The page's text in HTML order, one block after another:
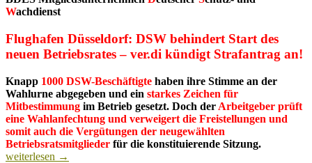
Wachdienst
Flughafen Düsseldorf: DSW behindert Start des
neuen Betriebsrates – ver.di kündigt Strafantrag an!
Knapp 1000 DSW-Beschäftigte haben ihre Stimme an der
Wahlurne abgegeben und ein starkes Zeichen für
Mitbestimmung im Betrieb gesetzt. Doch der Arbeitgeber prüft
eine Wahlanfechtung und verweigert die Freistellungen und
somit auch die Vergütungen der neugewählten
Betriebsratsmitglieder für die konstituierende Sitzung.
weiterlesen →